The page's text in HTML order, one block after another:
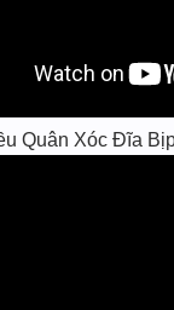
Quân Xóc Đĩa Bịp